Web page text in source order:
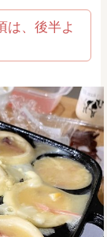
は、後半よ